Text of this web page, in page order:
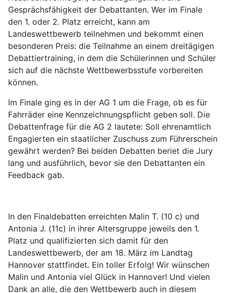
Gesprächsfähigkeit der Debattanten. Wer im Finale
den 1. oder 2. Platz erreicht, kann am
Landeswettbewerb teilnehmen und bekommt einen
besonderen Preis: die Teilnahme an einem dreitägigen
Debattiertraining, in dem die Schülerinnen und Schüler
sich auf die nächste Wettbewerbsstufe vorbereiten
können.
Im Finale ging es in der AG 1 um die Frage, ob es für
Fahrräder eine Kennzeichnungspflicht geben soll. Die
Debattenfrage für die AG 2 lautete: Soll ehrenamtlich
Engagierten ein staatlicher Zuschuss zum Führerschein
gewährt werden? Bei beiden Debatten beriet die Jury
lang und ausführlich, bevor sie den Debattanten ein
Feedback gab.
In den Finaldebatten erreichten Malin T. (10 c) und
Antonia J. (11c) in ihrer Altersgruppe jeweils den 1.
Platz und qualifizierten sich damit für den
Landeswettbewerb, der am 18. März im Landtag
Hannover stattfindet. Ein toller Erfolg! Wir wünschen
Malin und Antonia viel Glück in Hannover! Und vielen
Dank an alle, die den Wettbewerb auch in diesem